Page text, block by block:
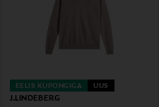
EELIS KUPONGIGA UUS
J.LINDEBERG